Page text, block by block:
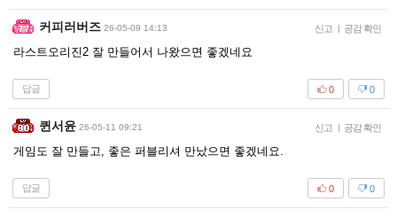
커피러버즈 26-05-09 14:13 신고 공감 확인
라스트오리진2 잘 만들어서 나왔으면 좋겠네요
답글 0
0
퀸서윤 26-05-11 09:21 신고 공감 확인
게임도 잘 만들고, 좋은 퍼블리셔 만났으면 좋겠네요.
답글 0
0